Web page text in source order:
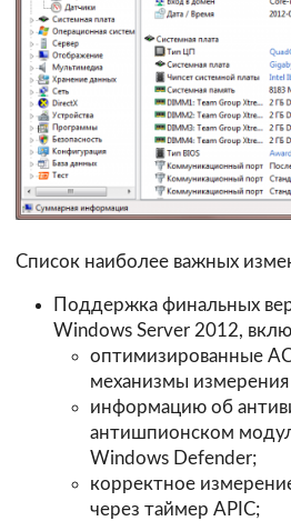
Список наиболее важных
Поддержка финальных
Windows Server 2012,
оптимизированные
механизмы
информацию об
антишпионском
Windows Defender;
корректное
через таймер APIC;